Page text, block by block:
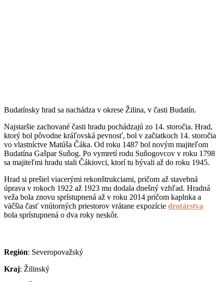
Budatínsky hrad sa nachádza v okrese Žilina, v časti Budatín.
Najstaršie zachované časti hradu pochádzajú zo 14. storočia. Hrad,
ktorý bol pôvodne kráľovská pevnosť, bol v začiatkoch 14. storočia
vo vlastníctve Matúša Čáka. Od roku 1487 bol novým majiteľom
Budatína Gašpar Suňog. Po vymretí rodu Suňogovcov v roku 1798
sa majiteľmi hradu stali Čákiovci, ktorí tu bývali až do roku 1945.
Hrad si prešiel viacerými rekonštrukciami, pričom až stavebná
úprava v rokoch 1922 až 1923 mu dodala dnešný vzhľad. Hradná
veža bola znovu sprístupnená až v roku 2014 pričom kaplnka a
väčšia časť vnútorných priestorov vrátane expozície drotárstva
bola sprístupnená o dva roky neskôr.
Región: Severopovažský
Kraj: Žilinský